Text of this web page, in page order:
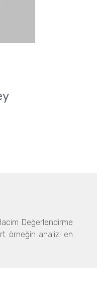
Değerlendirme
örneğin analizi en